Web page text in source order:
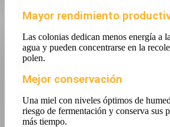
Mayor rendimiento
Las colonias dedican menos energía a
agua y pueden concentrarse en la
polen.
Mejor conservación
Una miel con niveles óptimos de
riesgo de fermentación y conserva sus
más tiempo.